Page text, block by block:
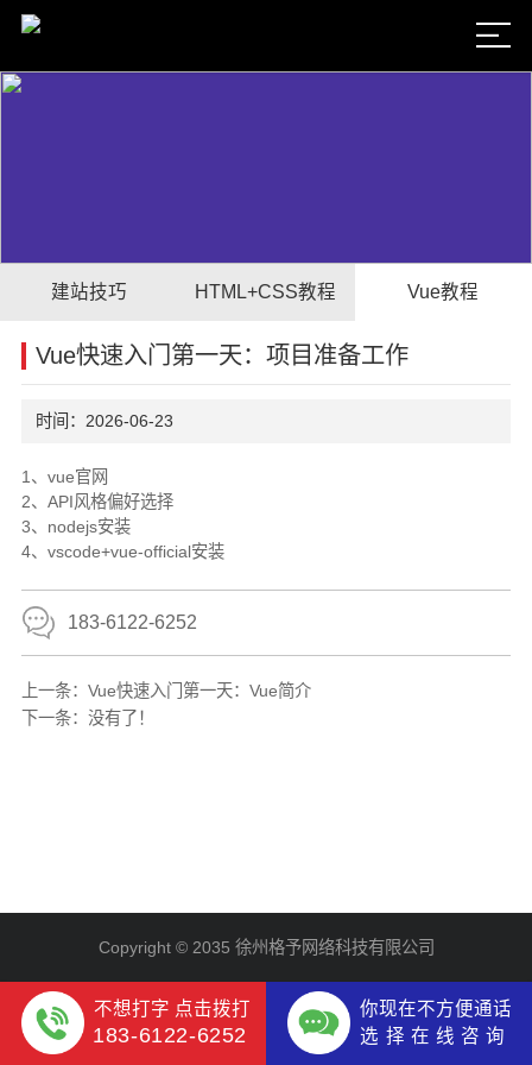
建站技巧 HTML+CSS教程 Vue教程
Vue快速入门第一天：项目准备工作
时间：2026-06-23
1、vue官网
2、API风格偏好选择
3、nodejs安装
4、vscode+vue-official安装
183-6122-6252
上一条： Vue快速入门第一天：Vue简介
下一条： 没有了！
Copyright © 2035 徐州格予网络科技有限公司
不想打字 点击拨打
183-6122-6252
你现在不方便通话
选 择 在 线 咨 询